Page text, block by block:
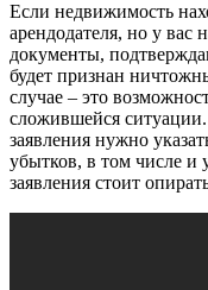
Если недвижимость
арендодателя, но у вас
документы,
будет признан
случае – это
сложившейся
заявления нужно
убытков, в том числе
заявления стоит